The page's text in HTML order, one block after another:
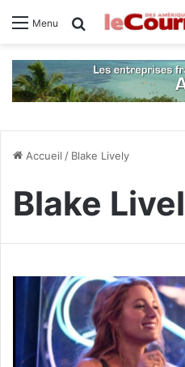
Menu Rechercher
Accueil / Blake Lively
Blake